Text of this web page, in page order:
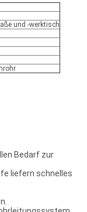
und -werktisch
Bedarf zur
liefern schnelles